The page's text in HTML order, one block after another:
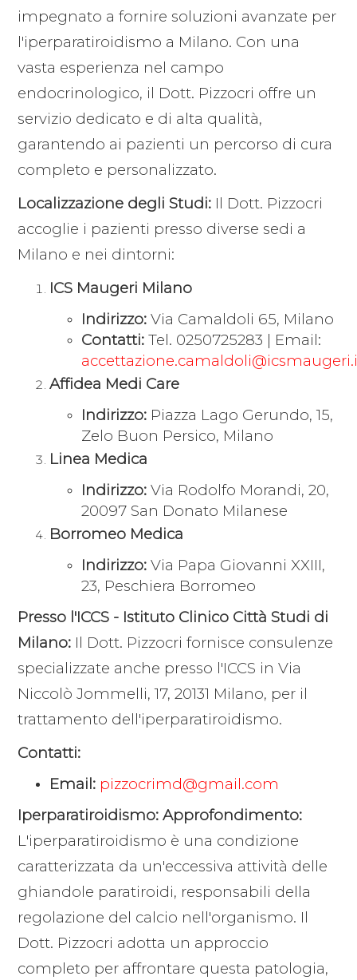
impegnato a fornire soluzioni avanzate per
l'iperparatiroidismo a Milano. Con una
vasta esperienza nel campo
endocrinologico, il Dott. Pizzocri offre un
servizio dedicato e di alta qualità,
garantendo ai pazienti un percorso di cura
completo e personalizzato.
Localizzazione degli Studi: Il Dott. Pizzocri
accoglie i pazienti presso diverse sedi a
Milano e nei dintorni:
ICS Maugeri Milano
Indirizzo: Via Camaldoli 65, Milano
Contatti: Tel. 0250725283 | Email:
Affidea Medi Care
Indirizzo: Piazza Lago Gerundo, 15,
Zelo Buon Persico, Milano
Linea Medica
Indirizzo: Via Rodolfo Morandi, 20,
20097 San Donato Milanese
Borromeo Medica
Indirizzo: Via Papa Giovanni XXIII,
23, Peschiera Borromeo
Presso l'ICCS - Istituto Clinico Città Studi di
Milano: Il Dott. Pizzocri fornisce consulenze
specializzate anche presso l'ICCS in Via
Niccolò Jommelli, 17, 20131 Milano, per il
trattamento dell'iperparatiroidismo.
Contatti:
Email: pizzocrimd@gmail.com
Iperparatiroidismo: Approfondimento:
L'iperparatiroidismo è una condizione
caratterizzata da un'eccessiva attività delle
ghiandole paratiroidi, responsabili della
regolazione del calcio nell'organismo. Il
Dott. Pizzocri adotta un approccio
completo per affrontare questa patologia,